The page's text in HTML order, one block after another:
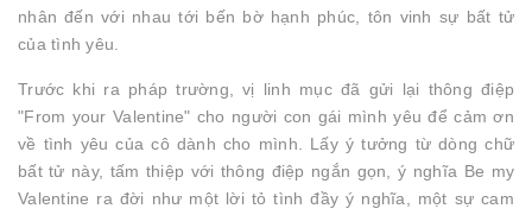
nhân đến với nhau tới bến bờ hạnh phúc, tôn vinh sự bất tử
của tình yêu.
Trước khi ra pháp trường, vị linh mục đã gửi lại thông điệp
"From your Valentine" cho người con gái mình yêu để cảm ơn
về tình yêu của cô dành cho mình. Lấy ý tưởng từ dòng chữ
bất tử này, tấm thiệp với thông điệp ngắn gọn, ý nghĩa Be my
Valentine ra đời như một lời tỏ tình đầy ý nghĩa, một sự cam